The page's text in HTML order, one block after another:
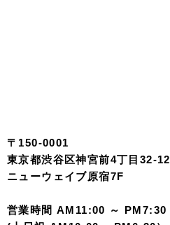
〒150-0001
東京都渋谷区神宮前4丁目32-12
ニューウェイブ原宿7F
営業時間 AM11:00 ～ PM7:30